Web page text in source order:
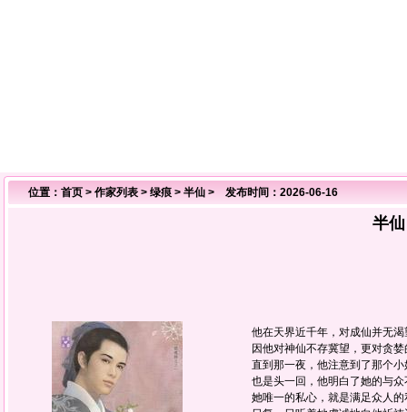
位置： 首页 > 作家列表 > 绿痕 > 半仙 > 发布时间：2026-06-16
半
他在天界近千年，对成仙并无渴
因他对神仙不存冀望，更对贪婪
直到那一夜，他注意到了那个小
也是头一回，他明白了她的与众
她唯一的私心，就是满足众人的